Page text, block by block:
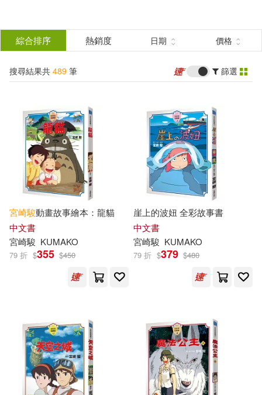
結
分類 (單選)
所有商品(489) 圖書(167)
影音(59) 雜誌(89)
家居生活(14) 設計文具(113)
婦幼生活(24) 餐廚生活(9)
鞋包配件(6) 電子書(8)
作者 (可複選)
宮崎駿(85) （日）宮崎駿(17)
野呂芳文(9) 角野榮子(8)
宮崎駿GHIBLI(4) Yeonsil(3)
Yoo(3) Genzaburo(2)
出版社 (可複選)
台灣東販(78)
綜合排序 熱銷度 日期 價格
搜尋結果共 489 筆 篩選
宮崎駿動畫故事繪本：龍貓
中文書
宮崎駿 KUMAKO
79 折 $355 $450
崖上的波妞 全彩故事書
中文書
宮崎駿 KUMAKO
79 折 $379 $480